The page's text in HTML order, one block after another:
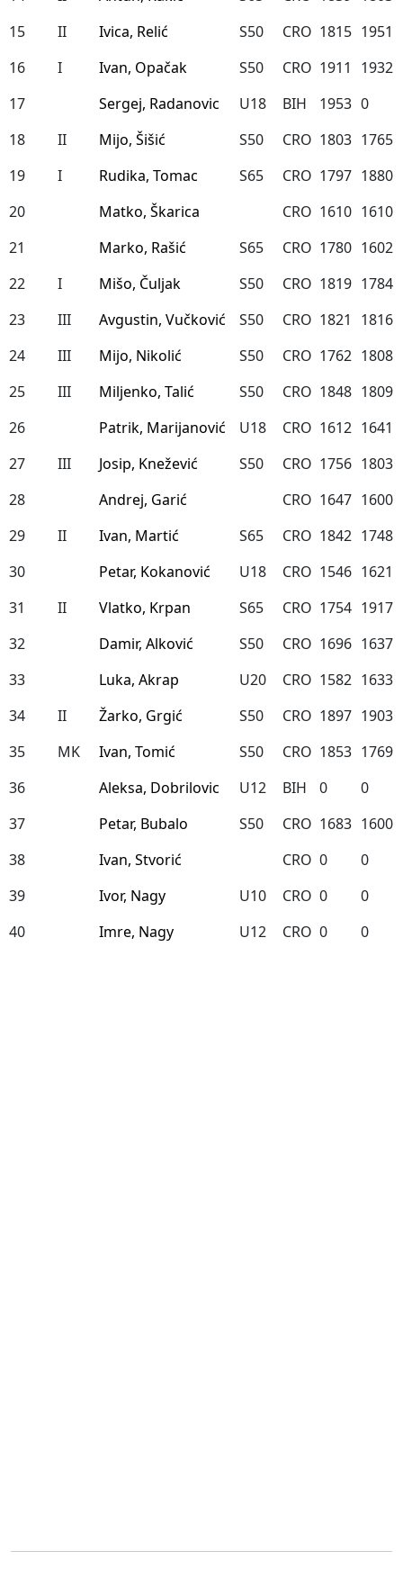
15
II Ivica, Relić S50 CRO 1815 1951
16
I Ivan, Opačak S50 CRO 1911
1932
17
Sergej, Radanovic U18 BIH 1953 0
18
II Mijo, Šišić S50 CRO 1803 1765
19
I Rudika, Tomac S65 CRO 1797 1880
20
Matko, Škarica CRO 1610 1610
21
Marko, Rašić S65 CRO 1780 1602
22
I Mišo, Čuljak S50 CRO 1819 1784
23
III Avgustin, Vučković S50 CRO 1821
1816
24
III Mijo, Nikolić S50 CRO 1762 1808
25
III Miljenko, Talić S50 CRO 1848 1809
26
Patrik, Marijanović U18 CRO 1612 1641
27
III Josip, Knežević S50 CRO 1756 1803
28
Andrej, Garić CRO 1647 1600
29
II Ivan, Martić S65 CRO 1842 1748
30
Petar, Kokanović U18 CRO 1546 1621
31
II Vlatko, Krpan S65 CRO 1754 1917
32
Damir, Alković S50 CRO 1696 1637
33
Luka, Akrap U20 CRO 1582 1633
34
II Žarko, Grgić S50 CRO 1897 1903
35
MK Ivan, Tomić S50 CRO 1853 1769
36
Aleksa, Dobrilovic U12 BIH 0
0
37
Petar, Bubalo S50 CRO 1683 1600
38
Ivan, Stvorić CRO 0
0
39
Ivor, Nagy U10 CRO 0
0
40
Imre, Nagy U12 CRO 0 0